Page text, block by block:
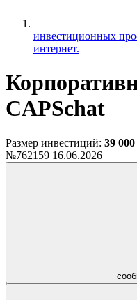
инвестиционных
интернет.
CAPSchat
Размер инвестиций: 39
№762159 16.06.2026